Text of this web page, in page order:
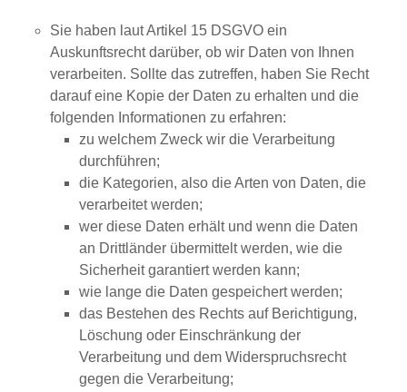
Sie haben laut Artikel 15 DSGVO ein
Auskunftsrecht darüber, ob wir Daten von Ihnen
verarbeiten. Sollte das zutreffen, haben Sie Recht
darauf eine Kopie der Daten zu erhalten und die
folgenden Informationen zu erfahren:
zu welchem Zweck wir die Verarbeitung
durchführen;
die Kategorien, also die Arten von Daten, die
verarbeitet werden;
wer diese Daten erhält und wenn die Daten
an Drittländer übermittelt werden, wie die
Sicherheit garantiert werden kann;
wie lange die Daten gespeichert werden;
das Bestehen des Rechts auf Berichtigung,
Löschung oder Einschränkung der
Verarbeitung und dem Widerspruchsrecht
gegen die Verarbeitung;